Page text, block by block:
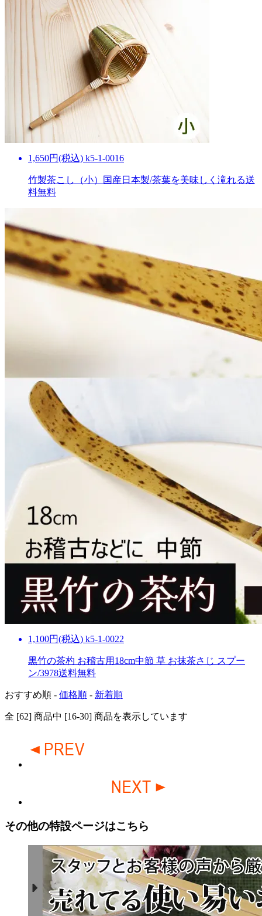
1,650円(税込) k5-1-0016
竹製茶こし（小）国産日本製/茶葉を美味しく滝れる送
料無料
1,100円(税込) k5-1-0022
黒竹の茶杓 お稽古用18cm中節 草 お抹茶さじ スプー
ン/3978送料無料
おすすめ順 - 価格順 - 新着順
全 [62] 商品中 [16-30] 商品を表示しています
その他の特設ページはこちら